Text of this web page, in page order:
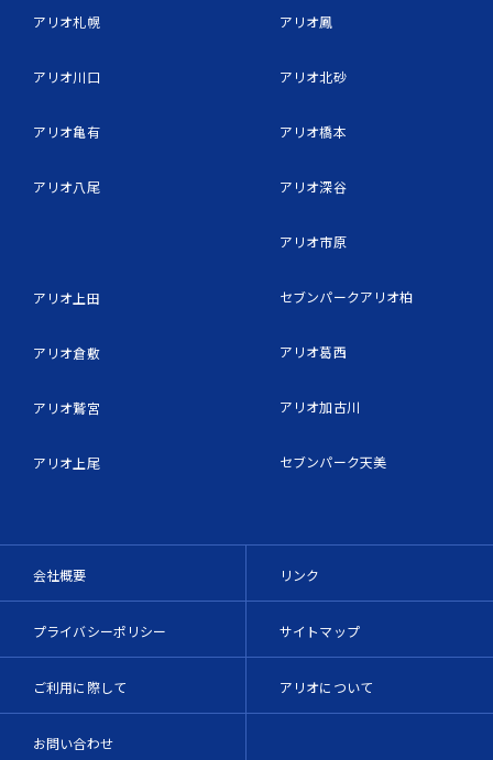
アリオ札幌
アリオ川口
アリオ亀有
アリオ八尾
アリオ上田
アリオ倉敷
アリオ鷲宮
アリオ上尾
アリオ鳳
アリオ北砂
アリオ橋本
アリオ深谷
アリオ市原
セブンパークアリオ柏
アリオ葛西
アリオ加古川
セブンパーク天美
会社概要
プライバシーポリシー
ご利用に際して
お問い合わせ
リンク
サイトマップ
アリオについて